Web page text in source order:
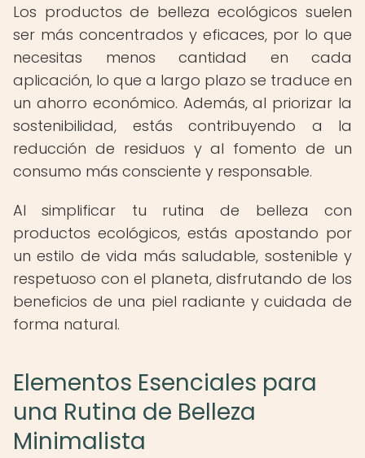
Los productos de belleza ecológicos suelen
ser más concentrados y eficaces, por lo que
necesitas menos cantidad en cada
aplicación, lo que a largo plazo se traduce en
un ahorro económico. Además, al priorizar la
sostenibilidad, estás contribuyendo a la
reducción de residuos y al fomento de un
consumo más consciente y responsable.
Al simplificar tu rutina de belleza con
productos ecológicos, estás apostando por
un estilo de vida más saludable, sostenible y
respetuoso con el planeta, disfrutando de los
beneficios de una piel radiante y cuidada de
forma natural.
Elementos Esenciales para
una Rutina de Belleza
Minimalista